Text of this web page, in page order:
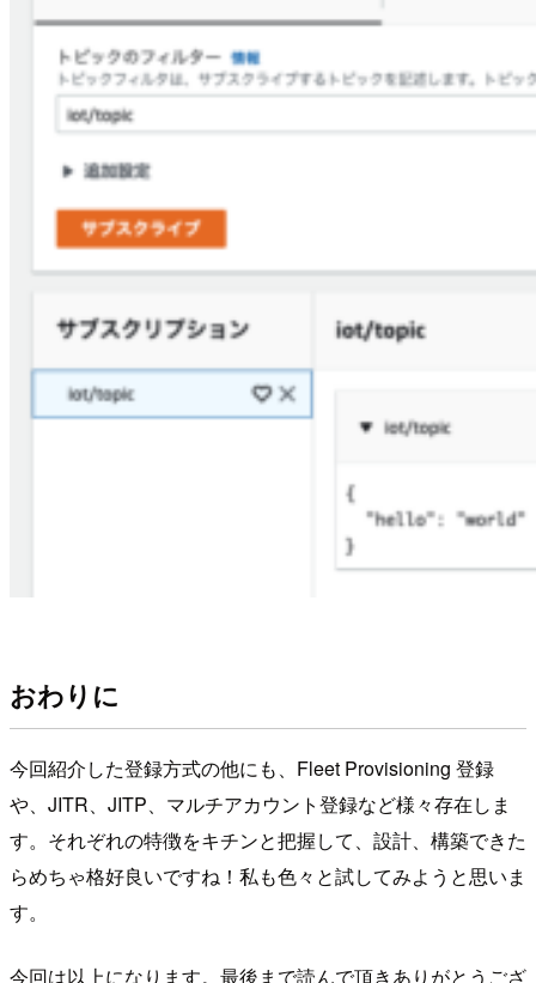
おわりに
今回紹介した登録方式の他にも、Fleet Provisioning 登録
や、JITR、JITP、マルチアカウント登録など様々存在しま
す。それぞれの特徴をキチンと把握して、設計、構築できた
らめちゃ格好良いですね！私も色々と試してみようと思いま
す。
今回は以上になります。最後まで読んで頂きありがとうござ